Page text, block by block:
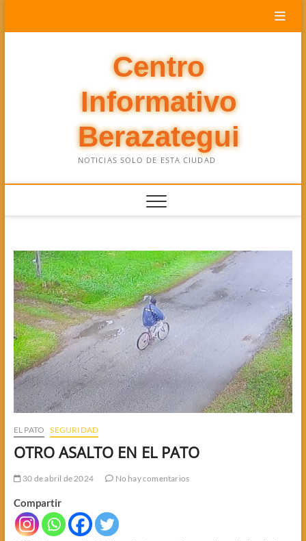
Centro
Informativo
Berazategui
NOTICIAS SOLO DE ESTA CIUDAD
EL PATO SEGURIDAD
OTRO ASALTO EN EL PATO
30 de abril de 2024 No hay comentarios
Compartir